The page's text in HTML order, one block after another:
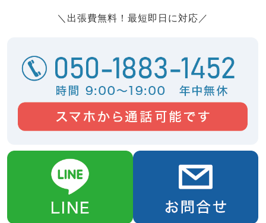
＼出張費無料！最短即日に対応／